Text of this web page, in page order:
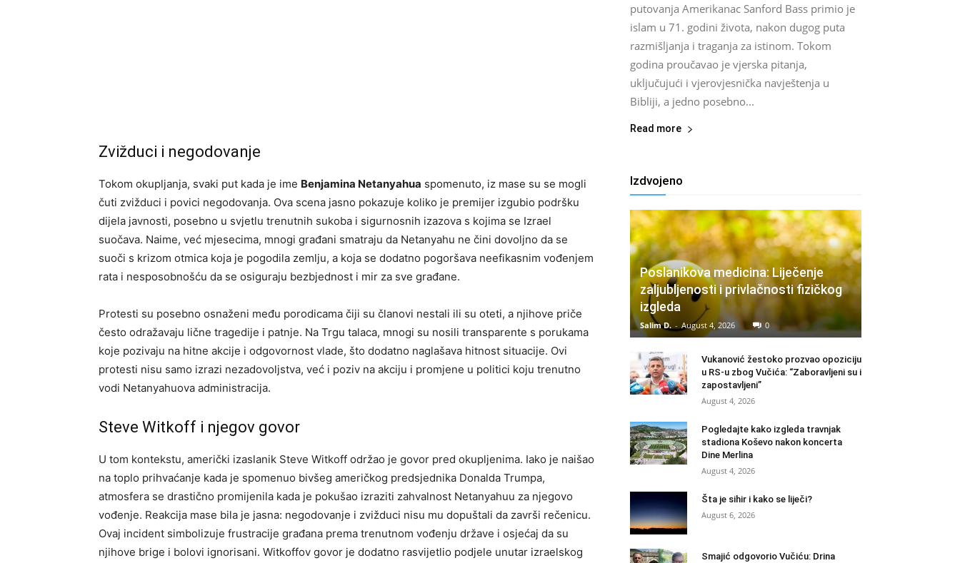
Zvižduci i negodovanje
Tokom okupljanja, svaki put kada je ime Benjamina Netanyahua spomenuto, iz mase su se mogli
čuti zvižduci i povici negodovanja. Ova scena jasno pokazuje koliko je premijer izgubio podršku
dijela javnosti, posebno u svjetlu trenutnih sukoba i sigurnosnih izazova s kojima se Izrael
suočava. Naime, već mjesecima, mnogi građani smatraju da Netanyahu ne čini dovoljno da se
suoči s krizom otmica koja je pogodila zemlju, a koja se dodatno pogoršava neefikasnim vođenjem
rata i nesposobnošću da se osiguraju bezbjednost i mir za sve građane.
Protesti su posebno osnaženi među porodicama čiji su članovi nestali ili su oteti, a njihove priče
često odražavaju lične tragedije i patnje. Na Trgu talaca, mnogi su nosili transparente s porukama
koje pozivaju na hitne akcije i odgovornost vlade, što dodatno naglašava hitnost situacije. Ovi
protesti nisu samo izrazi nezadovoljstva, već i poziv na akciju i promjene u politici koju trenutno
vodi Netanyahuova administracija.
Steve Witkoff i njegov govor
U tom kontekstu, američki izaslanik Steve Witkoff održao je govor pred okupljenima. Iako je naišao
na toplo prihvaćanje kada je spomenuo bivšeg američkog predsjednika Donalda Trumpa,
atmosfera se drastično promijenila kada je pokušao izraziti zahvalnost Netanyahuu za njegovo
vođenje. Reakcija mase bila je jasna: negodovanje i zvižduci nisu mu dopuštali da završi rečenicu.
Ovaj incident simbolizuje frustracije građana prema trenutnom vođenju države i osjećaj da su
njihove brige i bolovi ignorisani. Witkoffov govor je dodatno rasvijetlio podjele unutar izraelskog
putovanja Amerikanac Sanford Bass primio je
islam u 71. godini života, nakon dugog puta
razmišljanja i traganja za istinom. Tokom
godina proučavao je vjerska pitanja,
uključujući i vjerovjesnička navještenja u
Bibliji, a jedno posebno...
Read more
Izdvojeno
Poslanikova medicina: Liječenje
zaljubljenosti i privlačnosti fizičkog
izgleda
Salim D. - August 4, 2026 0
Vukanović žestoko prozvao opoziciju
u RS-u zbog Vučića: “Zaboravljeni su i
zapostavljeni”
August 4, 2026
Pogledajte kako izgleda travnjak
stadiona Koševo nakon koncerta
Dine Merlina
August 4, 2026
Šta je sihir i kako se liječi?
August 6, 2026
Smajić odgovorio Vučiću: Drina